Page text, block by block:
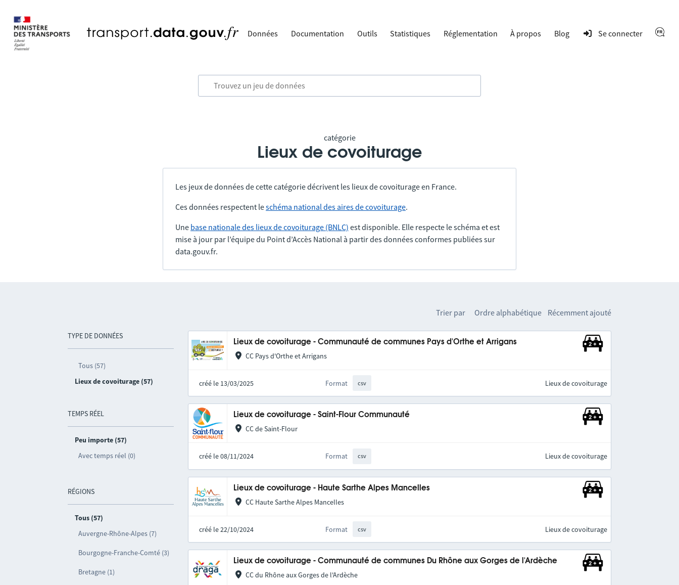
Données Documentation Outils Statistiques Réglementation À propos Blog Se connecter
catégorie
Lieux de covoiturage
Les jeux de données de cette catégorie décrivent les lieux de covoiturage en France.
Ces données respectent leschéma national des aires de covoiturage.
Une base nationale des lieux de covoiturage (BNLC) est disponible. Elle respecte le schéma et est
mise à jour par l’équipe du Point d’Accès National à partir des données conformes publiées sur
data.gouv.fr.
TYPE DE DONNÉES
Tous (57)
Lieux de covoiturage (57)
TEMPS RÉEL
Peu importe (57)
Avec temps réel (0)
RÉGIONS
Tous (57)
Auvergne-Rhône-Alpes (7)
Bourgogne-Franche-Comté (3)
Bretagne (1)
Trier par Ordre alphabétique Récemment ajouté
Lieux de covoiturage - Communauté de communes Pays d'Orthe et Arrigans
CC Pays d'Orthe et Arrigans
créé le 13/03/2025 Format csv Lieux de covoiturage
Lieux de covoiturage - Saint-Flour Communauté
CC de Saint-Flour
créé le 08/11/2024 Format csv Lieux de covoiturage
Lieux de covoiturage - Haute Sarthe Alpes Mancelles
CC Haute Sarthe Alpes Mancelles
créé le 22/10/2024 Format csv Lieux de covoiturage
Lieux de covoiturage - Communauté de communes Du Rhône aux Gorges de l'Ardèche
CC du Rhône aux Gorges de l'Ardèche